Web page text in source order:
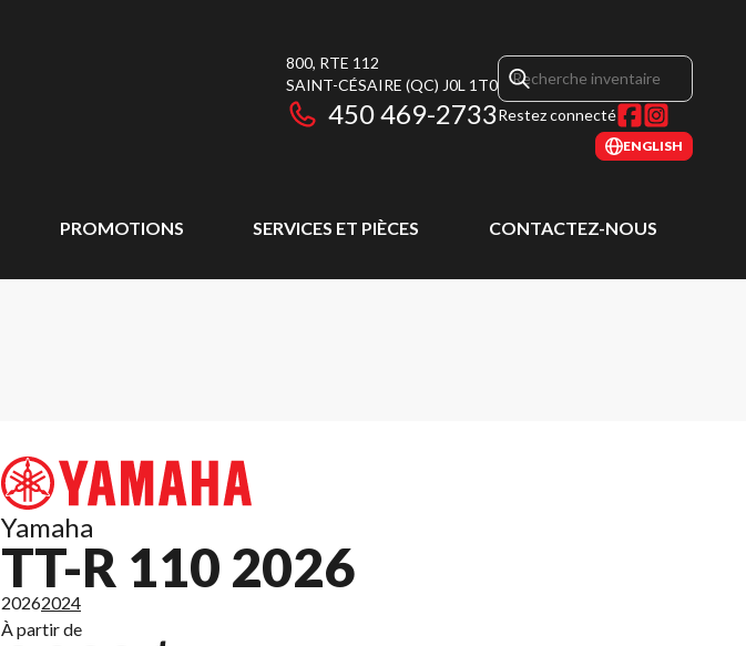
800, RTE 112
SAINT-CÉSAIRE (QC) J0L 1T0
450 469-2733Restez connecté
ENGLISH
PROMOTIONS SERVICES ET PIÈCES CONTACTEZ-NOUS
Yamaha
TT-R 110 2026
20262024
À partir de